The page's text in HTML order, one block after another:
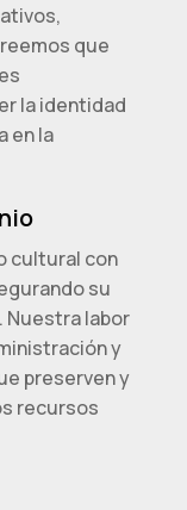
que
la identidad
en la
cultural con
su
Nuestra labor
y
preserven y
recursos